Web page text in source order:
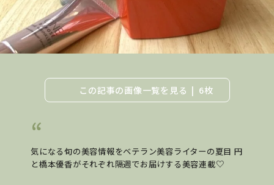
この記事の画像一覧を見る 6枚
気になる旬の美容情報をベテラン美容ライターの夏目 円
と橋本優香がそれぞれ隔週でお届けする美容連載♡